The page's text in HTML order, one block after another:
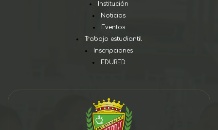
Institución
Noticias
Eventos
Trabajo estudiantil
Inscripciones
EDURED